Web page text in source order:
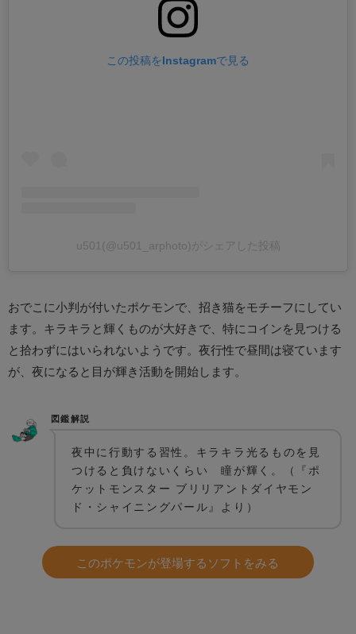
この投稿をInstagramで見る
u501(@u501_arphoto)がシェアした投稿
おでこに小判が付いたポケモンで、招き猫をモチーフにしてい
ます。キラキラと輝くものが大好きで、特にコインを見つける
と拾わずにはいられないようです。夜行性で昼間は寝ています
が、夜になると目が輝き活動を開始します。
図鑑解説
夜中に行動する習性。キラキラ光るものを見
つけると負けないくらい 瞳が輝く。（『ポ
ケットモンスター ブリリアントダイヤモン
ド・シャイニングパール』より）
このポケモンが登場するソフトをみる